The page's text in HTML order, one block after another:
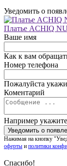
Уведомить о
Платье ACHIQ
Ваше имя
Как к вам
Номер телефона
Пожалуйста
Коментарий
Например
Нажимая на кнопку
оферты и политики
Спасибо!